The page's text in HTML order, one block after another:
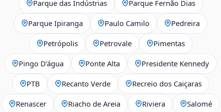
Parque das Indústrias Parque Fernão Dias
Parque Ipiranga Paulo Camilo Pedreira
Petrópolis Petrovale Pimentas
Pingo D’água Ponte Alta Presidente Kennedy
PTB Recanto Verde Recreio dos Caiçaras
Renascer Riacho de Areia Riviera Salomé